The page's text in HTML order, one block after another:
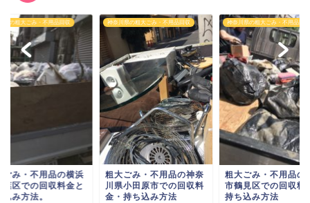
県の粗大ごみ・不用品回収
ごみ・不用品の神奈
小田原市での回収料
持ち込み方法
神奈川県の粗大ごみ・不用品回収
粗大ごみ・不用品の横浜
市鶴見区での回収料金・
持ち込み方法
神奈川県の粗大ごみ・不用品回収
粗大ごみ・不用品の
市青葉区での回収料
持ち込み方法。